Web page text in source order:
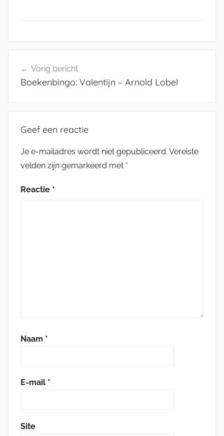
navigatie
Vorig bericht
Boekenbingo: Valentijn – Arnold Lobel
Geef een reactie
Je e-mailadres wordt niet gepubliceerd. Vereiste
velden zijn gemarkeerd met *
Reactie *
Naam *
E-mail *
Site